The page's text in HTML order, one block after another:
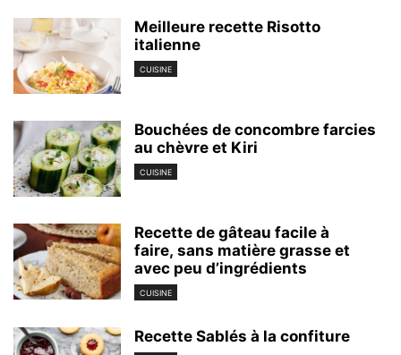
Meilleure recette Risotto
italienne
CUISINE
Bouchées de concombre farcies
au chèvre et Kiri
CUISINE
Recette de gâteau facile à
faire, sans matière grasse et
avec peu d’ingrédients
CUISINE
Recette Sablés à la confiture